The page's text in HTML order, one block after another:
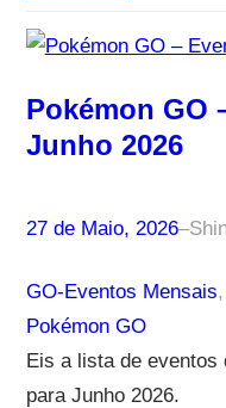
Pokémon GO
Junho 2026
27 de Maio, 2026–
GO-Eventos Mensais,
Pokémon GO
Eis a lista de eventos
para Junho 2026.